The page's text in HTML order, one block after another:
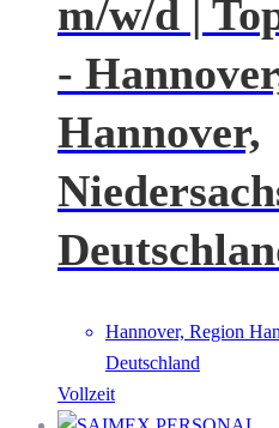
m/w/d |
-
Hannover,
Hannover, Region
Deutschland
Vollzeit